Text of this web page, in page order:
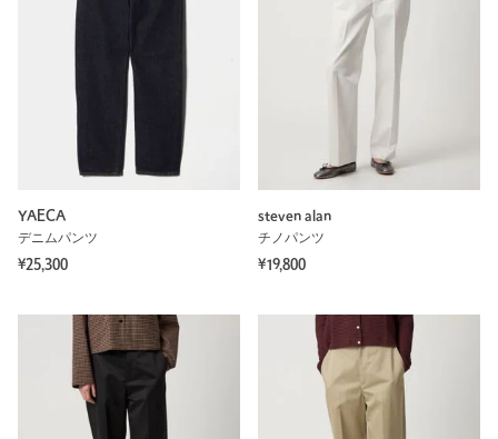
YAECA
デニムパンツ
¥25,300
steven alan
チノパンツ
¥19,800